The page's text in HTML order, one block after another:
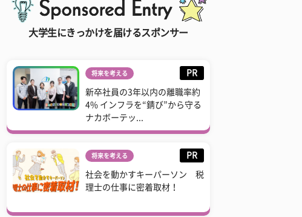
大学生にきっかけを届けるスポンサー
将来を考える PR
新卒社員の3年以内の離職率約
4% インフラを“錆び”から守る
ナカボーテッ...
将来を考える PR
社会を動かすキーパーソン 税
理士の仕事に密着取材！